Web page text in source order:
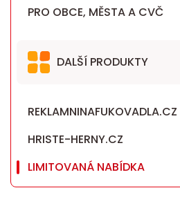
PRO OBCE, MĚSTA A CVČ
DALŠÍ PRODUKTY
REKLAMNINAFUKOVADLA.CZ
HRISTE-HERNY.CZ
LIMITOVANÁ NABÍDKA